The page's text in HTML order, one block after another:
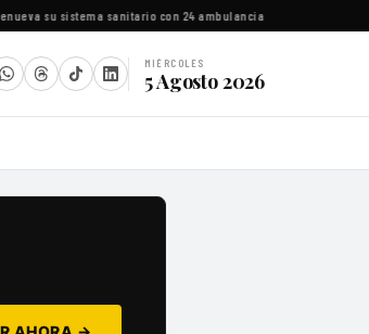
su sistema sanitario con 24 ambulancias y equipamiento
MIÉRCOLES
5 Agosto 2026